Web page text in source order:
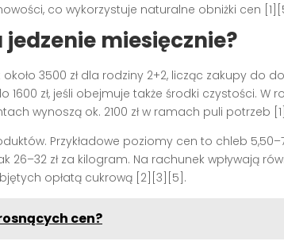
co wykorzystuje naturalne obniżki cen
miesięcznie?
3500 zł dla rodziny 2+2, licząc zakupy do
zł, jeśli obejmuje także środki czystości. W
wynoszą ok. 2100 zł w ramach puli potrzeb
Przykładowe poziomy cen to chleb 5,50–7
26–32 zł za kilogram. Na rachunek wpływają
opłatą cukrową [2][3][5].
cen?